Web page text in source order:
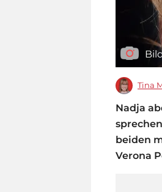
Tina
Nadja
beiden
Verona